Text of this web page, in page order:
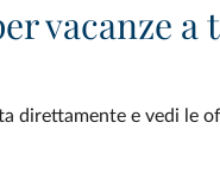
vacanze
direttamente e vedi le